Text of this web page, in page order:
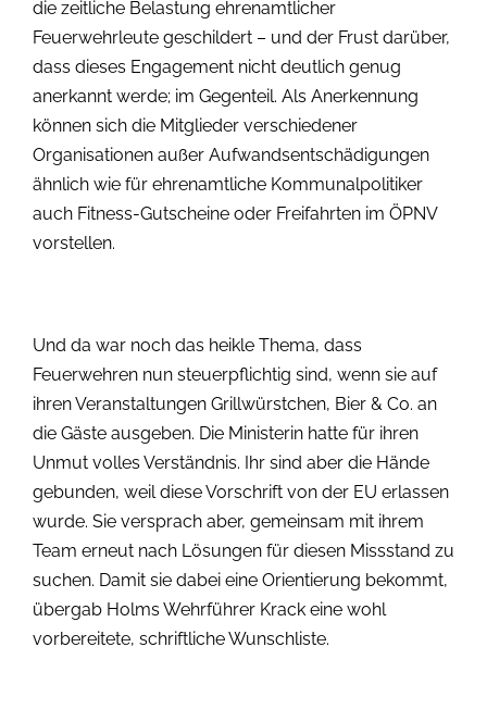
die zeitliche Belastung ehrenamtlicher
Feuerwehrleute geschildert – und der Frust darüber,
dass dieses Engagement nicht deutlich genug
anerkannt werde; im Gegenteil. Als Anerkennung
können sich die Mitglieder verschiedener
Organisationen außer Aufwandsentschädigungen
ähnlich wie für ehrenamtliche Kommunalpolitiker
auch Fitness-Gutscheine oder Freifahrten im ÖPNV
vorstellen.
Und da war noch das heikle Thema, dass
Feuerwehren nun steuerpflichtig sind, wenn sie auf
ihren Veranstaltungen Grillwürstchen, Bier & Co. an
die Gäste ausgeben. Die Ministerin hatte für ihren
Unmut volles Verständnis. Ihr sind aber die Hände
gebunden, weil diese Vorschrift von der EU erlassen
wurde. Sie versprach aber, gemeinsam mit ihrem
Team erneut nach Lösungen für diesen Missstand zu
suchen. Damit sie dabei eine Orientierung bekommt,
übergab Holms Wehrführer Krack eine wohl
vorbereitete, schriftliche Wunschliste.